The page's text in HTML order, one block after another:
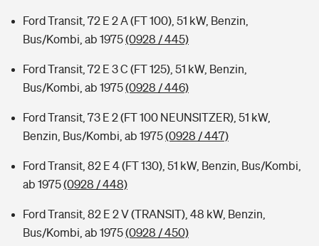
Ford Transit, 72 E 2 A (FT 100), 51 kW, Benzin,
Bus/Kombi, ab 1975(0928 / 445)
Ford Transit, 72 E 3 C (FT 125), 51 kW, Benzin,
Bus/Kombi, ab 1975(0928 / 446)
Ford Transit, 73 E 2 (FT 100 NEUNSITZER), 51 kW,
Benzin, Bus/Kombi, ab 1975(0928 / 447)
Ford Transit, 82 E 4 (FT 130), 51 kW, Benzin, Bus/Kombi,
ab 1975(0928 / 448)
Ford Transit, 82 E 2 V (TRANSIT), 48 kW, Benzin,
Bus/Kombi, ab 1975(0928 / 450)